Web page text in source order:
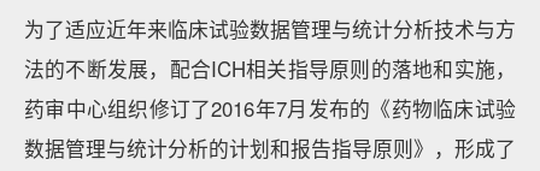
为了适应近年来临床试验数据管理与统计分析技术与方
法的不断发展，配合ICH相关指导原则的落地和实施，
药审中心组织修订了2016年7月发布的《药物临床试验
数据管理与统计分析的计划和报告指导原则》，形成了